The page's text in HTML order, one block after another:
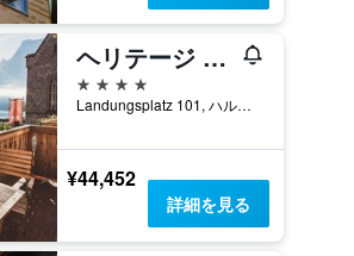
ヘリテージ ホテル ハルシュタット
4つ星
Landungsplatz 101, ハルシュタット, オーバーエスタライヒ州, オーストリア
¥44,452
詳細を見る